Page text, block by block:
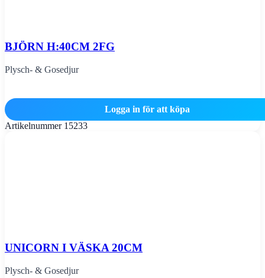
BJÖRN H:40CM 2FG
Plysch- & Gosedjur
Logga in för att köpa
Artikelnummer 15233
UNICORN I VÄSKA 20CM
Plysch- & Gosedjur